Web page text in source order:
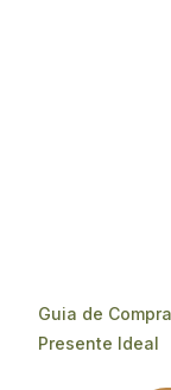
Guia de
Presente Ideal